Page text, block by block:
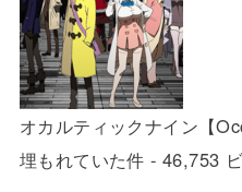
オカルティックナイン【
埋もれていた件 - 46,753